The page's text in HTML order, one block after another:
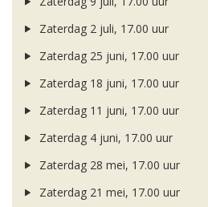
Zaterdag 2 juli, 17.00 uur
Zaterdag 25 juni, 17.00 uur
Zaterdag 18 juni, 17.00 uur
Zaterdag 11 juni, 17.00 uur
Zaterdag 4 juni, 17.00 uur
Zaterdag 28 mei, 17.00 uur
Zaterdag 21 mei, 17.00 uur